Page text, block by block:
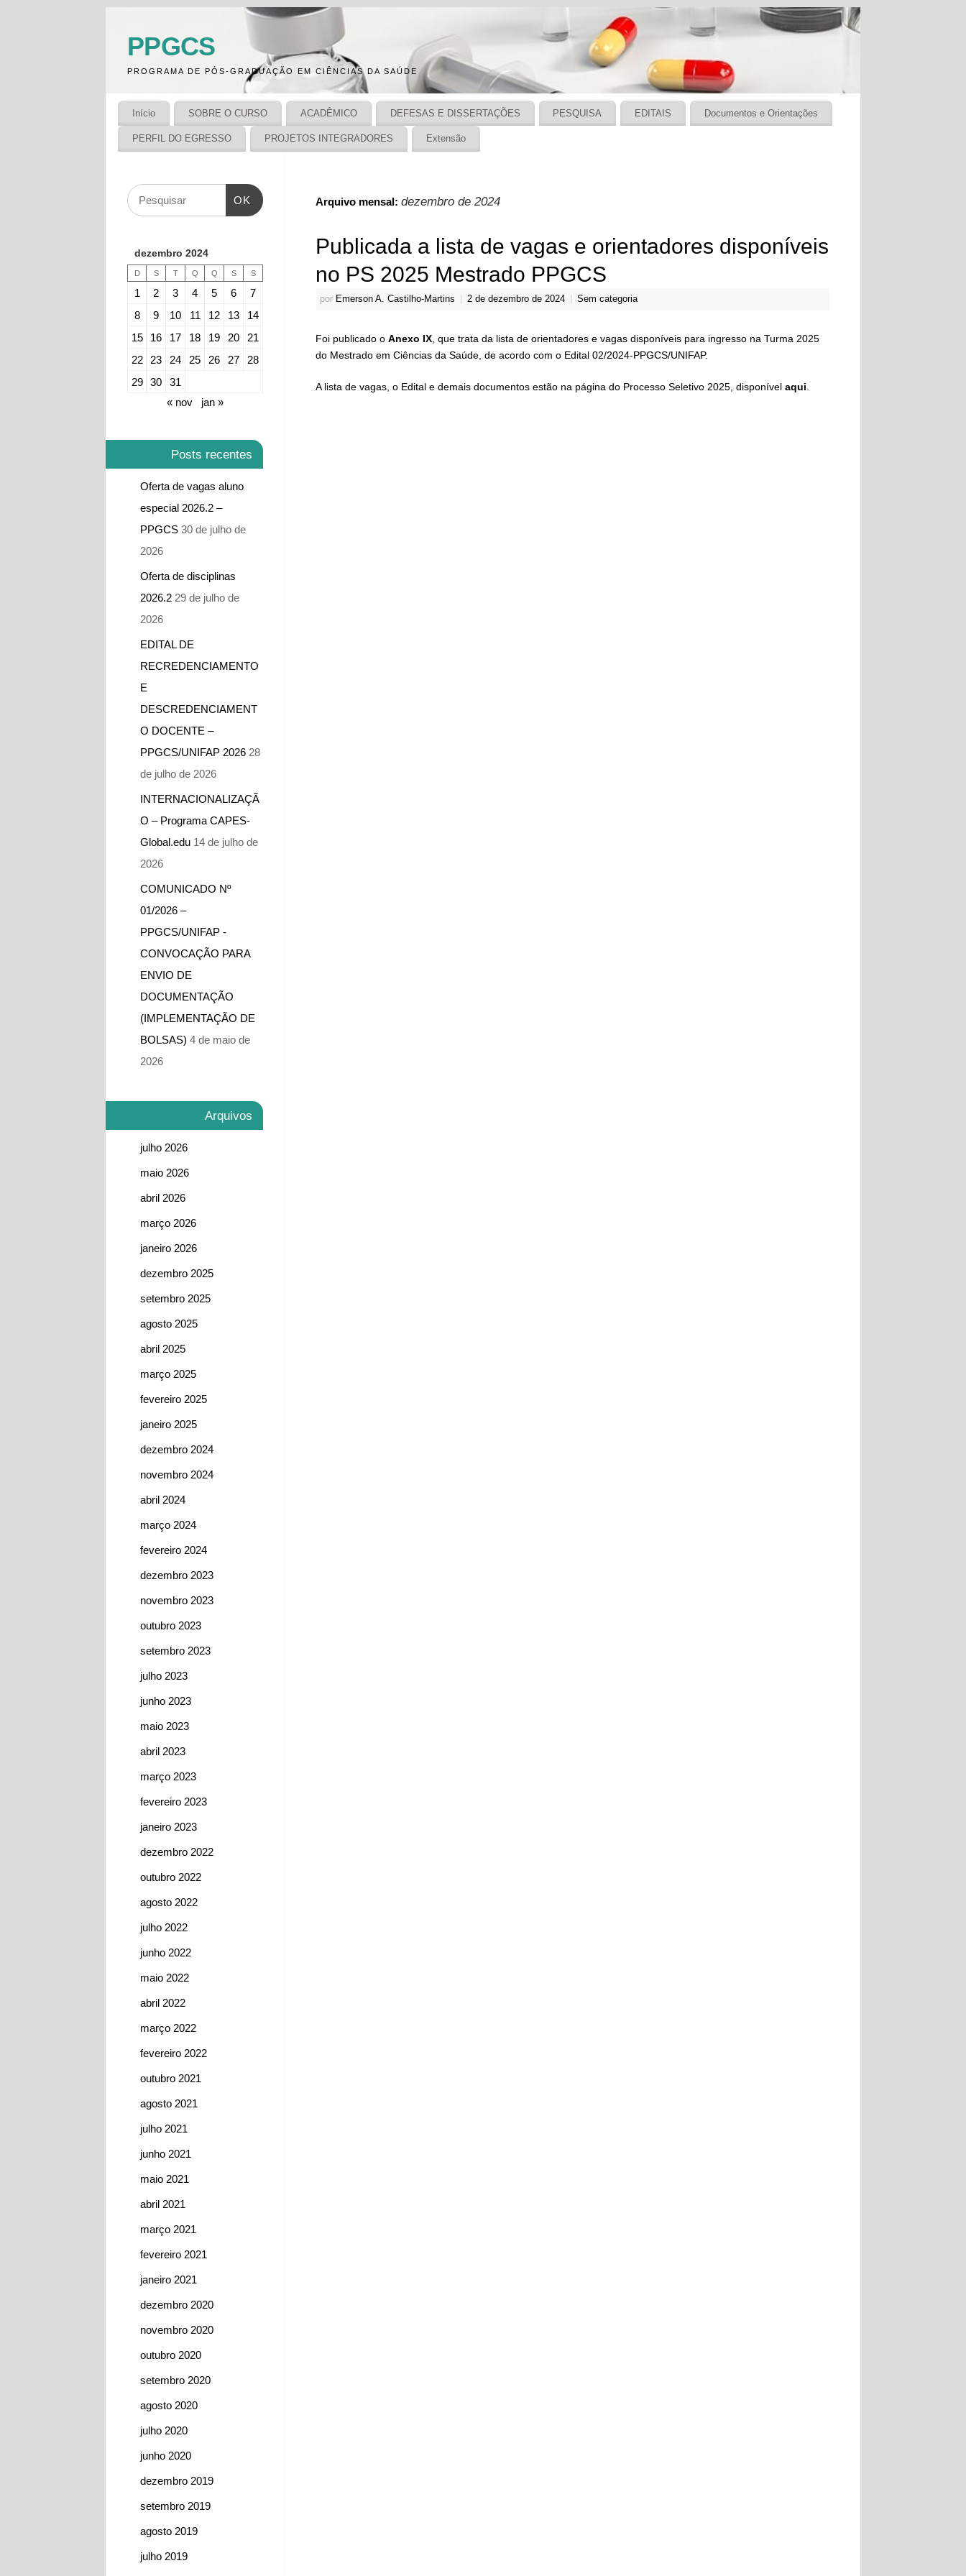
PPGCS
PROGRAMA DE PÓS-GRADUAÇÃO EM CIÊNCIAS DA SAÚDE
Início SOBRE O CURSO ACADÊMICO DEFESAS E DISSERTAÇÕES PESQUISA EDITAIS Documentos e Orientações
PERFIL DO EGRESSO PROJETOS INTEGRADORES Extensão
Arquivo mensal: dezembro de 2024
Publicada a lista de vagas e orientadores disponíveis
no PS 2025 Mestrado PPGCS
por Emerson A. Castilho-Martins 2 de dezembro de 2024 Sem categoria
Foi publicado o Anexo IX , que trata da lista de orientadores e vagas disponíveis para ingresso na Turma 2025
do Mestrado em Ciências da Saúde, de acordo com o Edital 02/2024-PPGCS/UNIFAP.
A lista de vagas, o Edital e demais documentos estão na página do Processo Seletivo 2025, disponível aqui
OK
dezembro 2024
D S T Q Q S S
1 2 3 4 5 6
7
8
9 10 11 12 13
14
15
16 17 18 19 20
21
22
23 24 25 26 27
28
29
30
31
« nov
jan »
Posts recentes
Oferta de vagas aluno
especial 2026.2 –
PPGCS 30 de julho de
2026
Oferta de disciplinas
2026.2 29 de julho de
2026
EDITAL DE
RECREDENCIAMENTO
E
DESCREDENCIAMENT
O DOCENTE –
PPGCS/UNIFAP 2026 28
de julho de 2026
INTERNACIONALIZAÇÃ
O – Programa CAPES-
Global.edu 14 de julho de
2026
COMUNICADO Nº
01/2026 –
PPGCS/UNIFAP -​
CONVOCAÇÃO PARA
ENVIO DE
DOCUMENTAÇÃO
(IMPLEMENTAÇÃO DE
BOLSAS) 4 de maio de
2026
Arquivos
julho 2026
maio 2026
abril 2026
março 2026
janeiro 2026
dezembro 2025
setembro 2025
agosto 2025
abril 2025
março 2025
fevereiro 2025
janeiro 2025
dezembro 2024
novembro 2024
abril 2024
março 2024
fevereiro 2024
dezembro 2023
novembro 2023
outubro 2023
setembro 2023
julho 2023
junho 2023
maio 2023
abril 2023
março 2023
fevereiro 2023
janeiro 2023
dezembro 2022
outubro 2022
agosto 2022
julho 2022
junho 2022
maio 2022
abril 2022
março 2022
fevereiro 2022
outubro 2021
agosto 2021
julho 2021
junho 2021
maio 2021
abril 2021
março 2021
fevereiro 2021
janeiro 2021
dezembro 2020
novembro 2020
outubro 2020
setembro 2020
agosto 2020
julho 2020
junho 2020
dezembro 2019
setembro 2019
agosto 2019
julho 2019